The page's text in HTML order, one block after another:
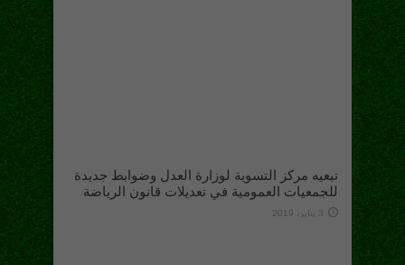
تبعيه مركز التسوية لوزارة العدل وضوابط جديدة
للجمعيات العمومية في تعديلات قانون الرياضة
3 يناير، 2019